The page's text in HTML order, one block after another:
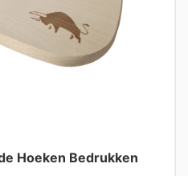
Hoeken Bedrukken